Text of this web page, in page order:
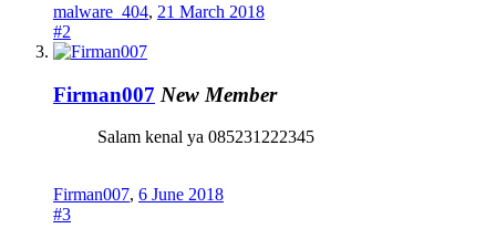
malware_404, 21 March 2018
#2
Firman007 New Member
Salam kenal ya 085231222345
Firman007, 6 June 2018
#3